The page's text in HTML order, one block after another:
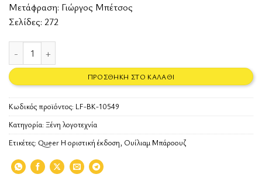
Μετάφραση: Γιώργος Μπέτσος
Σελίδες: 272
Queer: Η οριστική έκδοση ποσότητα
ΠΡΟΣΘΉΚΗ ΣΤΟ ΚΑΛΆΘΙ
Κωδικός προϊόντος: LF-BK-10549
Κατηγορία: Ξένη λογοτεχνία
Ετικέτες: Queer Η οριστική έκδοση, Ουίλιαμ Μπάροουζ